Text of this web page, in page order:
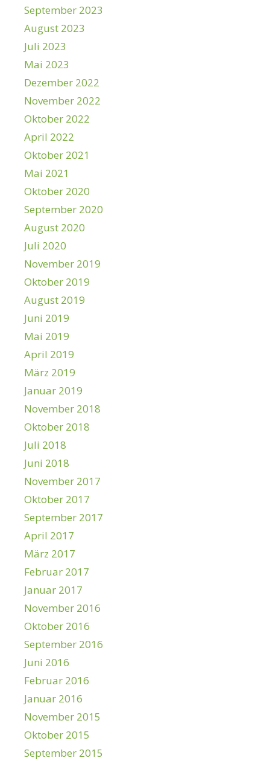
September 2023
August 2023
Juli 2023
Mai 2023
Dezember 2022
November 2022
Oktober 2022
April 2022
Oktober 2021
Mai 2021
Oktober 2020
September 2020
August 2020
Juli 2020
November 2019
Oktober 2019
August 2019
Juni 2019
Mai 2019
April 2019
März 2019
Januar 2019
November 2018
Oktober 2018
Juli 2018
Juni 2018
November 2017
Oktober 2017
September 2017
April 2017
März 2017
Februar 2017
Januar 2017
November 2016
Oktober 2016
September 2016
Juni 2016
Februar 2016
Januar 2016
November 2015
Oktober 2015
September 2015